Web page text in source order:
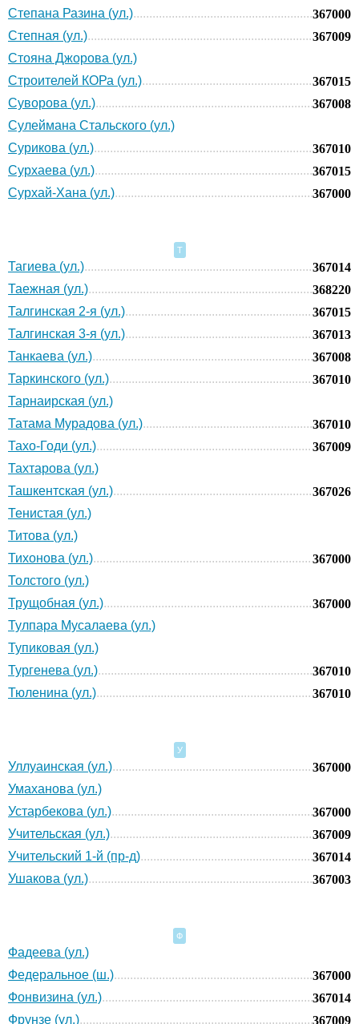
Степана Разина (ул.)
367000
Степная (ул.)
367009
Стояна Джорова (ул.)
Строителей КОРа (ул.)
367015
Суворова (ул.)
367008
Сулеймана Стальского (ул.)
Сурикова (ул.)
367010
Сурхаева (ул.)
367015
Сурхай-Хана (ул.)
367000
Т
Тагиева (ул.)
367014
Таежная (ул.)
368220
Талгинская 2-я (ул.)
367015
Талгинская 3-я (ул.)
367013
Танкаева (ул.)
367008
Таркинского (ул.)
367010
Тарнаирская (ул.)
Татама Мурадова (ул.)
367010
Тахо-Годи (ул.)
367009
Тахтарова (ул.)
Ташкентская (ул.)
367026
Тенистая (ул.)
Титова (ул.)
Тихонова (ул.)
367000
Толстого (ул.)
Трущобная (ул.)
367000
Тулпара Мусалаева (ул.)
Тупиковая (ул.)
Тургенева (ул.)
367010
Тюленина (ул.)
367010
У
Уллуаинская (ул.)
367000
Умаханова (ул.)
Устарбекова (ул.)
367000
Учительская (ул.)
367009
Учительский 1-й (пр-д)
367014
Ушакова (ул.)
367003
Ф
Фадеева (ул.)
Федеральное (ш.)
367000
Фонвизина (ул.)
367014
Фрунзе (ул.)
367009